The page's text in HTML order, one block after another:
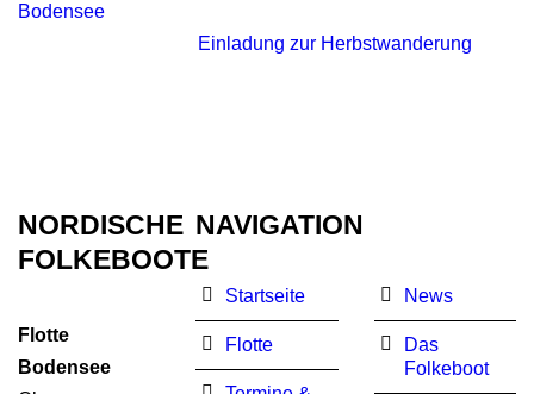
Bodensee
Einladung zur Herbstwanderung
NORDISCHE
FOLKEBOOTE
Flotte
Bodensee
NAVIGATION
Startseite
Flotte
News
Das
Folkeboot